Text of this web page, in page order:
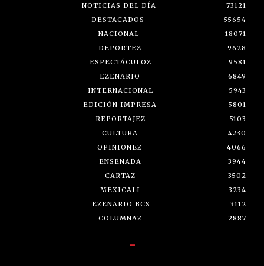
NOTICIAS DEL DÍA
73121
DESTACADOS
55654
NACIONAL
18071
DEPORTEZ
9628
ESPECTÁCULOZ
9581
EZENARIO
6849
INTERNACIONAL
5943
EDICIÓN IMPRESA
5801
REPORTAJEZ
5103
CULTURA
4230
OPINIONEZ
4066
ENSENADA
3944
CARTAZ
3502
MEXICALI
3234
EZENARIO BCS
3112
COLUMNAZ
2887
-